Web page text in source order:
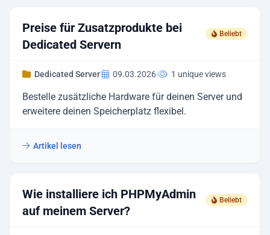
Beliebt
Preise für Zusatzprodukte bei
Dedicated Servern
Dedicated Server| 09.03.2026| 1 unique views
Bestelle zusätzliche Hardware für deinen Server und
erweitere deinen Speicherplatz flexibel.
Artikel lesen
Beliebt
Wie installiere ich PHPMyAdmin
auf meinem Server?